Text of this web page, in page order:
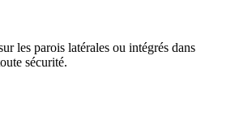
les parois latérales ou intégrés dans
sécurité.